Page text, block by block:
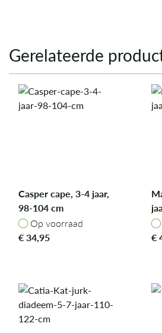
Gerelateerde
Casper cape, 3-4 jaar,
98-104 cm
Op voorraad
Op voorraad
€34,95
€